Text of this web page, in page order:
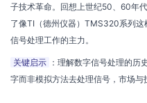
子技术革命。回想上世纪50、60年
了像TI（德州仪器）TMS320系列
信号处理工作的主力。
关键启示 ：理解数字信号处理的历
字而非模拟方法去处理信号，市场与